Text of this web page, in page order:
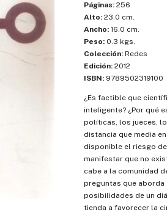
Páginas: 256
Alto: 23.0 cm.
Ancho: 16.0 cm.
Peso: 0.3 kgs.
Colección: Redes
Edición: 2012
ISBN: 9789502319100
¿Es factible que
inteligente? ¿Por qué
políticas, los jueces,
distancia que media
disponible el riesgo
manifestar que no
cabe a la comunidad
preguntas que aborda
posibilidades de un
tienda a favorecer la